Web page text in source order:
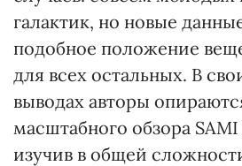
галактик, но новые
подобное положение
для всех остальных. В
выводах авторы
масштабного обзора
изучив в общей